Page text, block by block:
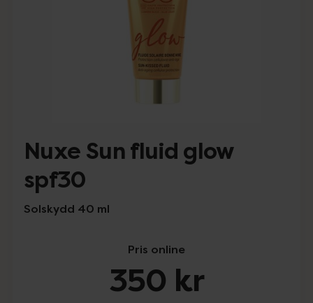
Nuxe Sun fluid glow
spf30
Solskydd 40 ml
Pris online
350 kr